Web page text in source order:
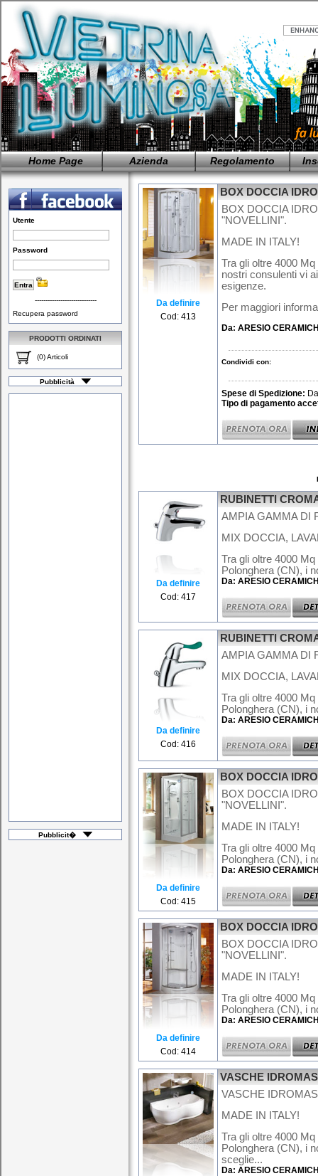
Home Page Azienda Regolamento
Utente
Password
-----------------------------
Recupera password
PRODOTTI ORDINATI
(0) Articoli
Pubblicità
Pubblicit�
Da definire
Cod: 413
BOX DOCCIA
BOX DOCCIA
"NOVELLINI".
MADE IN ITALY!
Tra gli oltre 4000
nostri consulenti vi
esigenze.
Per maggiori
Da: ARESIO
Condividi con:
Spese di Spedizione:
Tipo di pagamento
Da definire
Cod: 417
RUBINETTI
AMPIA GAMMA DI
MIX DOCCIA,
Tra gli oltre 4000
Polonghera (CN), i
Da: ARESIO
Da definire
Cod: 416
RUBINETTI
AMPIA GAMMA DI
MIX DOCCIA,
Tra gli oltre 4000
Polonghera (CN), i
Da: ARESIO
Da definire
Cod: 415
BOX DOCCIA
BOX DOCCIA
"NOVELLINI".
MADE IN ITALY!
Tra gli oltre 4000
Polonghera (CN), i
Da: ARESIO
Da definire
Cod: 414
BOX DOCCIA
BOX DOCCIA
"NOVELLINI".
MADE IN ITALY!
Tra gli oltre 4000
Polonghera (CN), i
Da: ARESIO
VASCHE
VASCHE
MADE IN ITALY!
Tra gli oltre 4000
Polonghera (CN), i
sceglie...
Da: ARESIO